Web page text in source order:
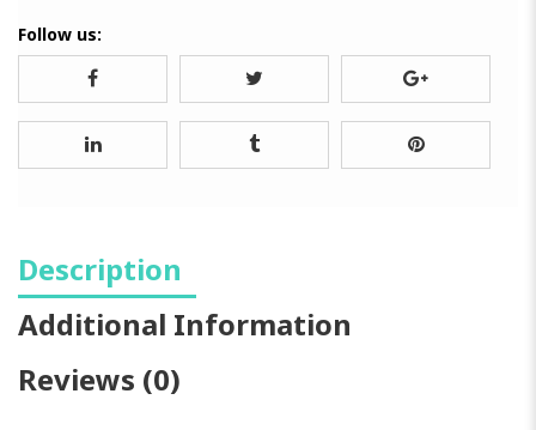
Follow us:
Description
Additional Information
Reviews (0)